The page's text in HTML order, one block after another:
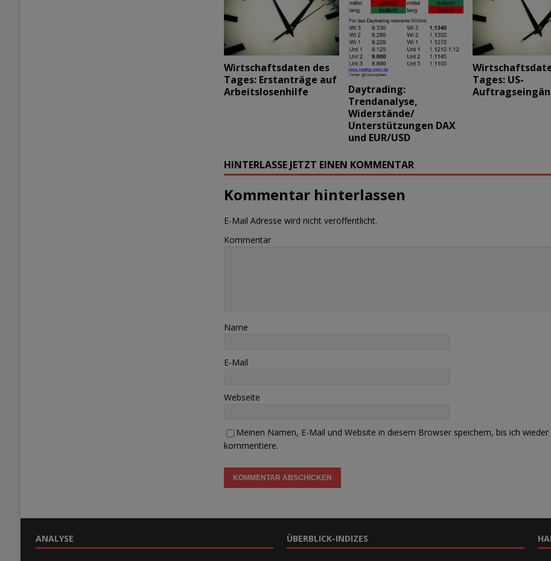
Wirtschaftsdaten des
Tages: Erstanträge auf
Arbeitslosenhilfe
Daytrading:
Trendanalyse,
Widerstände/
Unterstützungen DAX
und EUR/USD
Tages: US-
HINTERLASSE JETZT EINEN KOMMENTAR
Kommentar hinterlassen
E-Mail Adresse wird nicht veröffentlicht.
Kommentar
Name
E-Mail
Webseite
Meinen Namen, E-Mail und Website in diesem Browser speichern, bis ich wieder
kommentiere.
ANALYSE ÜBERBLICK-INDIZES